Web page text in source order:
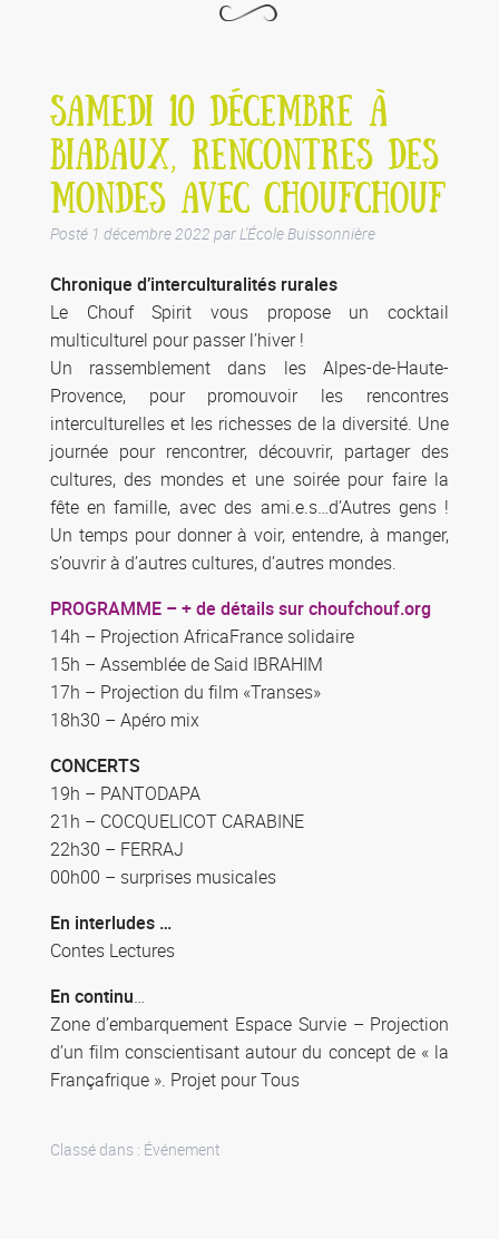
SAMEDI 10 DÉCEMBRE À
BIABAUX, RENCONTRES DES
MONDES AVEC CHOUFCHOUF
Posté 1 décembre 2022 par L'École Buissonnière
Chronique d’interculturalités rurales
Le Chouf Spirit vous propose un cocktail
multiculturel pour passer l’hiver !
Un rassemblement dans les Alpes-de-Haute-
Provence, pour promouvoir les rencontres
interculturelles et les richesses de la diversité. Une
journée pour rencontrer, découvrir, partager des
cultures, des mondes et une soirée pour faire la
fête en famille, avec des ami.e.s…d’Autres gens !
Un temps pour donner à voir, entendre, à manger,
s’ouvrir à d’autres cultures, d’autres mondes.
PROGRAMME – + de détails sur choufchouf.org
14h – Projection AfricaFrance solidaire
15h – Assemblée de Said IBRAHIM
17h – Projection du film «Transes»
18h30 – Apéro mix
CONCERTS
19h – PANTODAPA
21h – COCQUELICOT CARABINE
22h30 – FERRAJ
00h00 – surprises musicales
En interludes …
Contes Lectures
En continu…
Zone d’embarquement Espace Survie – Projection
d’un film conscientisant autour du concept de « la
Françafrique ». Projet pour Tous
Classé dans : Événement